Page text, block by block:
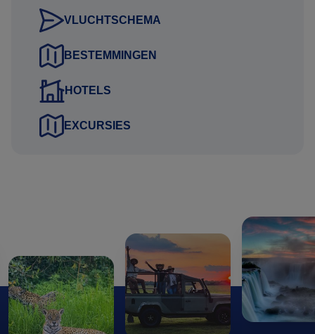
Adres voor vermelding op de factuur
Mobiel nummer waarop het reisgezelschap tijdens de reis
bereikbaar is
Contactgegevens van kennis of familie die niet meegaat
tijdens de reis
Deze gegevens kunt u via het aanvraag tabblad van het
Hartelijke groet namens het Brazilie Reis Specialist team,
Gustavo Lucena Lage
Reisadviseur
VLUCHTSCHEMA
BESTEMMINGEN
HOTELS
EXCURSIES